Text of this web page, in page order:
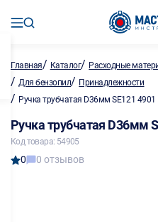
Главная/ Каталог/ Расходные
/ Для бензопил/ Принадлежности
/ Ручка трубчатая D36мм SE121
Ручка трубчатая D36мм
Код товара: 54905
0 0 отзывов